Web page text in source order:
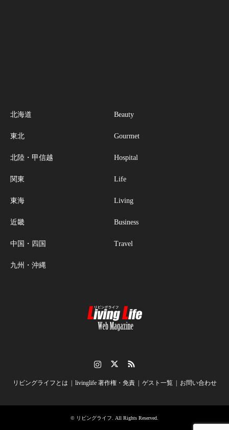
北海道
東北
北陸・甲信越
関東
東海
近畿
中国・四国
九州・沖縄
Beauty
Gourmet
Hospital
Life
Living
Business
Travel
リビングライフとは livinglife 著作権・免責 ゲスト一覧 お問い合わせ
© リビングライフ . All Rights Reserved.